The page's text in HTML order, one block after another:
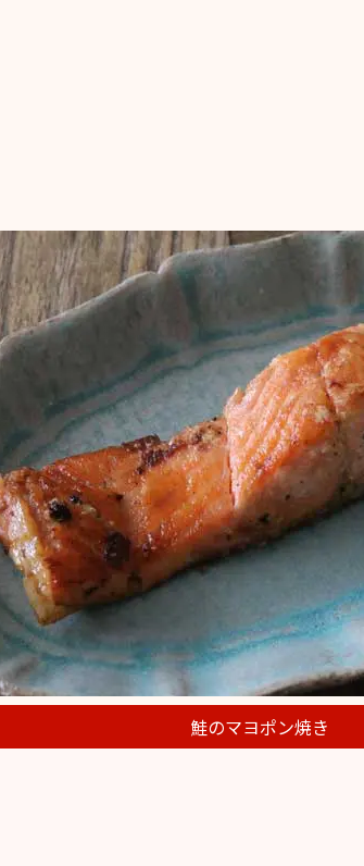
鮭のマヨポン焼き